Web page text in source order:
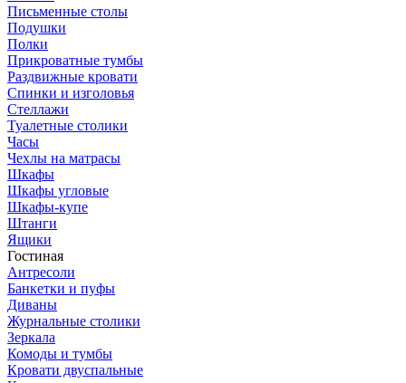
Письменные столы
Подушки
Полки
Прикроватные тумбы
Раздвижные кровати
Спинки и изголовья
Стеллажи
Туалетные столики
Часы
Чехлы на матрасы
Шкафы
Шкафы угловые
Шкафы-купе
Штанги
Ящики
Гостиная
Антресоли
Банкетки и пуфы
Диваны
Журнальные столики
Зеркала
Комоды и тумбы
Кровати двуспальные